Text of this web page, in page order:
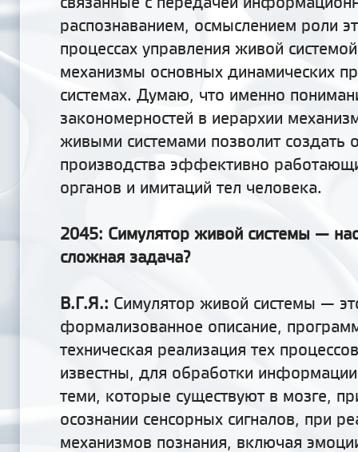
распознаванием, осмыслением роли
процессах управления живой
механизмы основных динамических
системах. Думаю, что именно
закономерностей в иерархии
живыми системами позволит создать
производства эффективно
органов и имитаций тел человека.
2045: Симулятор живой системы —
сложная задача?
В.Г.Я.: Симулятор живой системы —
формализованное описание,
техническая реализация тех
известны, для обработки
теми, которые существуют в мозге,
осознании сенсорных сигналов, при
механизмов познания, включая